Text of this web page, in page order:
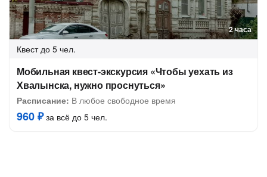
2 часа
Квест до 5 чел.
Мобильная квест-экскурсия «Чтобы уехать из
Хвалынска, нужно проснуться»
Расписание: В любое свободное время
960 ₽за всё до 5 чел.